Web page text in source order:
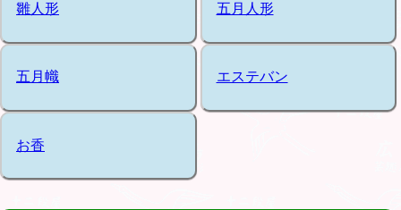
雛人形 五月人形
五月幟 エステバン
お香